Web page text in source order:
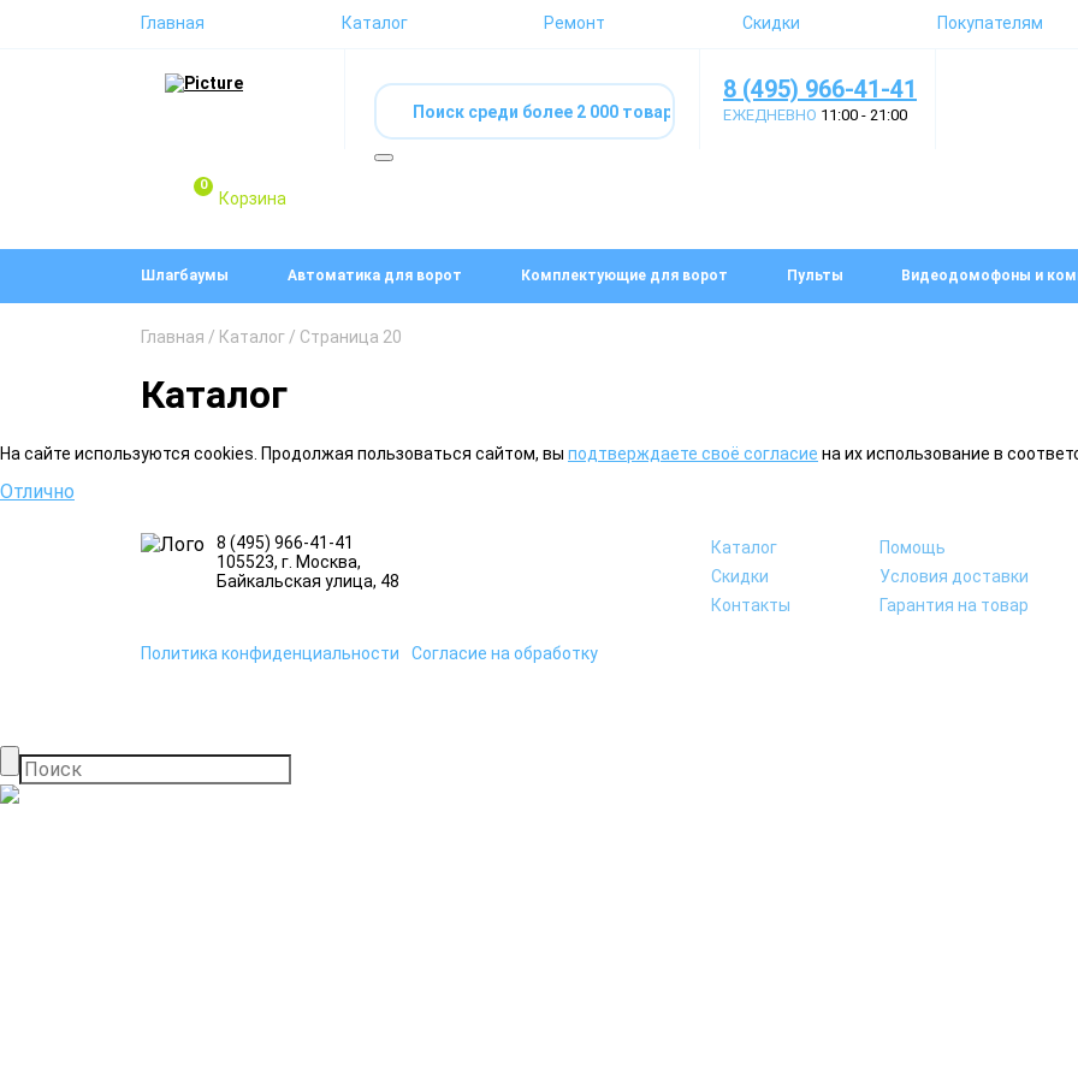
Главная Каталог Ремонт Скидки Покупателям
8 (495) 966-41-41
ЕЖЕДНЕВНО 11:00 - 21:00
0
Корзина
Шлагбаумы Автоматика для ворот Комплектующие для ворот Пульты Видеодомофоны и
Главная / Каталог / Страница 20
Каталог
На сайте используются cookies. Продолжая пользоваться сайтом, вы подтверждаете своё согласие на их использование в
Отлично
8 (495) 966-41-41
105523, г. Москва,
Байкальская улица, 48
Каталог
Скидки
Контакты
Помощь
Условия доставки
Гарантия на товар
Политика конфиденциальности Согласие на обработку